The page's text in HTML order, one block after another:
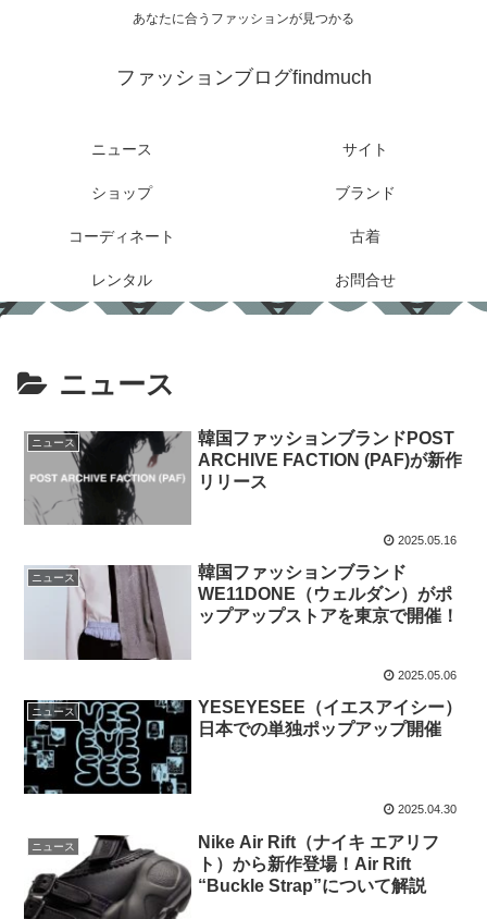
あなたに合うファッションが見つかる
ファッションブログfindmuch
ニュース サイト
ショップ ブランド
コーディネート 古着
レンタル お問合せ
ニュース
ニュース
韓国ファッションブランドPOST
ARCHIVE FACTION (PAF)が新作
リリース
2025.05.16
ニュース
韓国ファッションブランド
WE11DONE（ウェルダン）がポ
ップアップストアを東京で開催！
2025.05.06
ニュース
YESEYESEE（イエスアイシー）
日本での単独ポップアップ開催
2025.04.30
ニュース
Nike Air Rift（ナイキ エアリフ
ト）から新作登場！Air Rift
“Buckle Strap”について解説